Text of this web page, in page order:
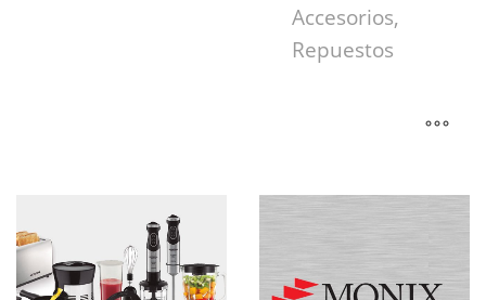
Accesorios,
Repuestos